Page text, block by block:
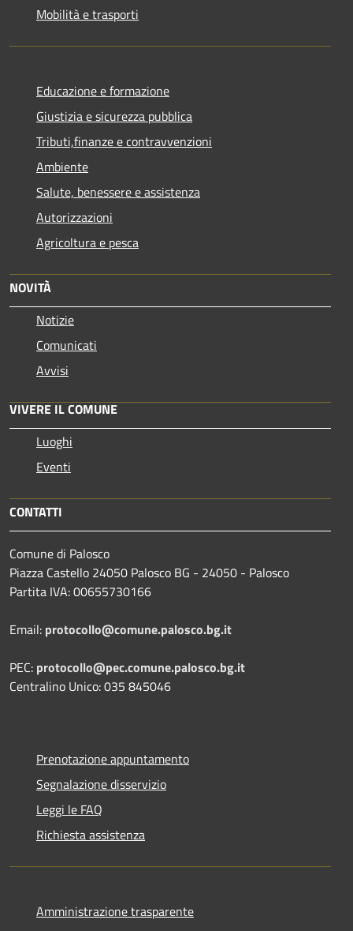
Mobilità e trasporti
Educazione e formazione
Giustizia e sicurezza pubblica
Tributi,finanze e contravvenzioni
Ambiente
Salute, benessere e assistenza
Autorizzazioni
Agricoltura e pesca
NOVITÀ
Notizie
Comunicati
Avvisi
VIVERE IL COMUNE
Luoghi
Eventi
CONTATTI
Comune di Palosco
Piazza Castello 24050 Palosco BG - 24050 - Palosco
Partita IVA: 00655730166
Email: protocollo@comune.palosco.bg.it
PEC: protocollo@pec.comune.palosco.bg.it
Centralino Unico: 035 845046
Prenotazione appuntamento
Segnalazione disservizio
Leggi le FAQ
Richiesta assistenza
Amministrazione trasparente